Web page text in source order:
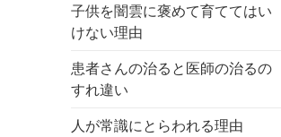
子供を闇雲に褒めて育ててはい
けない理由
患者さんの治ると医師の治るの
すれ違い
人が常識にとらわれる理由